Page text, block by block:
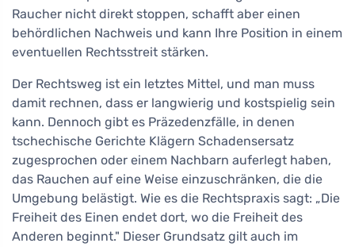
Raucher nicht direkt stoppen, schafft aber einen
behördlichen Nachweis und kann Ihre Position in einem
eventuellen Rechtsstreit stärken.
Der Rechtsweg ist ein letztes Mittel, und man muss
damit rechnen, dass er langwierig und kostspielig sein
kann. Dennoch gibt es Präzedenzfälle, in denen
tschechische Gerichte Klägern Schadensersatz
zugesprochen oder einem Nachbarn auferlegt haben,
das Rauchen auf eine Weise einzuschränken, die die
Umgebung belästigt. Wie es die Rechtspraxis sagt: „Die
Freiheit des Einen endet dort, wo die Freiheit des
Anderen beginnt." Dieser Grundsatz gilt auch im